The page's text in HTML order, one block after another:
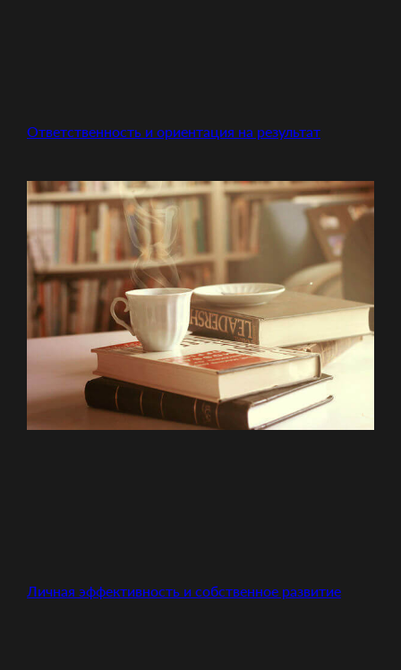
Ответственность и ориентация на результат
Личная эффективность и собственное развитие